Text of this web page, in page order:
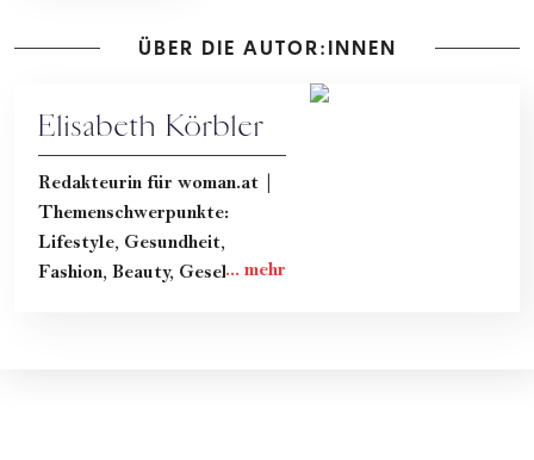
ÜBER DIE AUTOR:INNEN
Elisabeth Körbler
Redakteurin für woman.at |
Themenschwerpunkte:
Lifestyle, Gesundheit,
Fashion, Beauty, Gesellschaft